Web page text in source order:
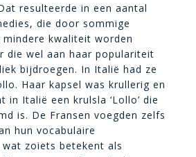
resulteerde in een aantal
die door sommige
kwaliteit worden
die wel aan haar populariteit
bijdroegen. In Italië had ze
Haar kapsel was krullerig en
in Italië een krulsla ‘Lollo’ die
is. De Fransen voegden zelfs
hun vocabulaire
wat zoiets betekent als